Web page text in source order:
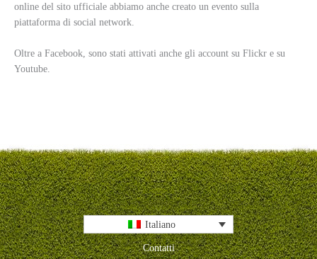
online del sito ufficiale abbiamo anche creato un evento sulla
piattaforma di social network.
Oltre a Facebook, sono stati attivati anche gli account su Flickr e su
Youtube.
Italiano
Contatti